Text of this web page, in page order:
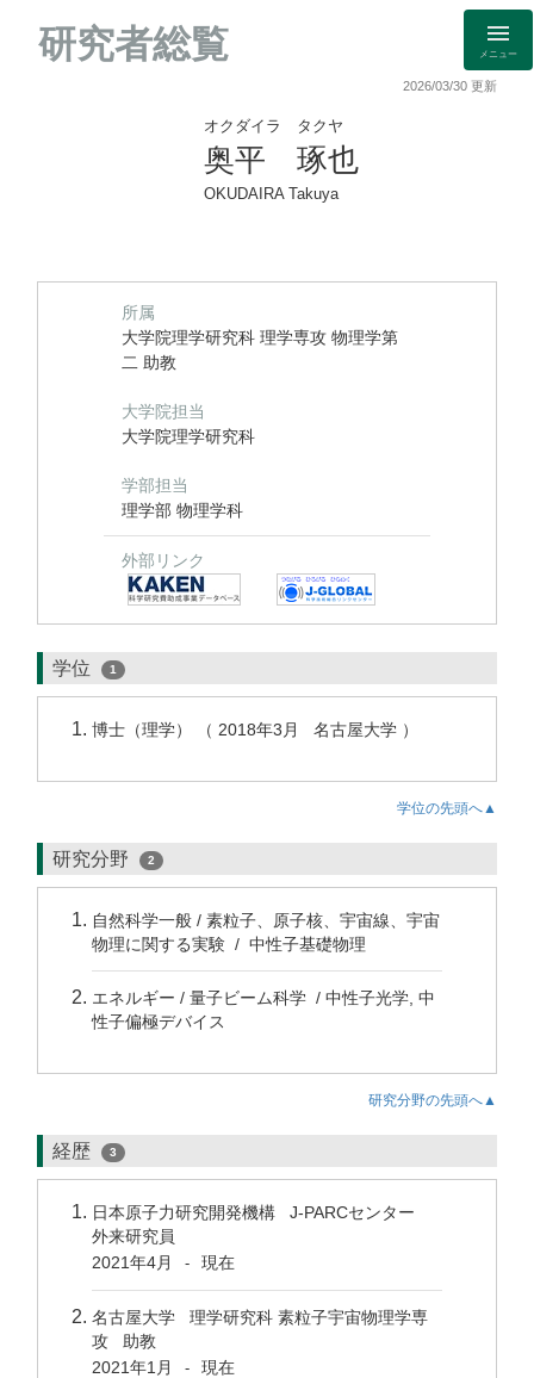
研究者総覧 メニュー
2026/03/30 更新
オクダイラ タクヤ
奥平 琢也
OKUDAIRA Takuya
所属
大学院理学研究科 理学専攻 物理学第
二 助教
大学院担当
大学院理学研究科
学部担当
理学部 物理学科
外部リンク
学位 1
博士（理学） （ 2018年3月 名古屋大学 ）
学位の先頭へ▲
研究分野 2
自然科学一般 / 素粒子、原子核、宇宙線、宇宙
物理に関する実験 / 中性子基礎物理
エネルギー / 量子ビーム科学 / 中性子光学, 中
性子偏極デバイス
研究分野の先頭へ▲
経歴 3
日本原子力研究開発機構 J‐PARCセンター
外来研究員
2021年4月
- 現在
名古屋大学 理学研究科 素粒子宇宙物理学専
攻 助教
2021年1月
- 現在